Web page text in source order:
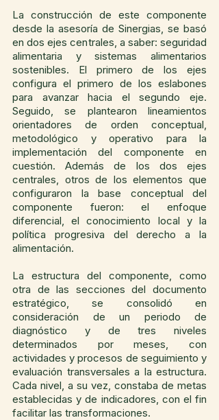
La construcción de este componente
desde la asesoría de Sinergias, se basó
en dos ejes centrales, a saber: seguridad
alimentaria y sistemas alimentarios
sostenibles. El primero de los ejes
configura el primero de los eslabones
para avanzar hacia el segundo eje.
Seguido, se plantearon lineamientos
orientadores de orden conceptual,
metodológico y operativo para la
implementación del componente en
cuestión. Además de los dos ejes
centrales, otros de los elementos que
configuraron la base conceptual del
componente fueron: el enfoque
diferencial, el conocimiento local y la
política progresiva del derecho a la
alimentación.
La estructura del componente, como
otra de las secciones del documento
estratégico, se consolidó en
consideración de un periodo de
diagnóstico y de tres niveles
determinados por meses, con
actividades y procesos de seguimiento y
evaluación transversales a la estructura.
Cada nivel, a su vez, constaba de metas
establecidas y de indicadores, con el fin
facilitar las transformaciones.